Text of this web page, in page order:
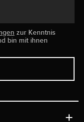
zur Kenntnis
bin mit ihnen